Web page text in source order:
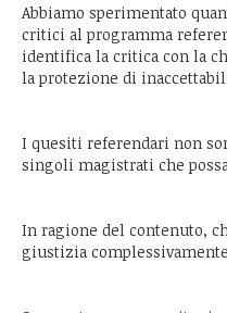
Abbiamo sperimentato
critici al programma
identifica la critica con la
la protezione di
I quesiti referendari non
singoli magistrati che
In ragione del contenuto,
giustizia